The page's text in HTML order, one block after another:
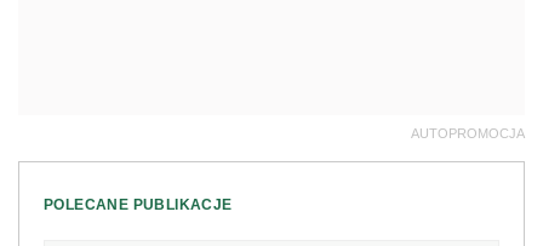
AUTOPROMOCJA
POLECANE PUBLIKACJE